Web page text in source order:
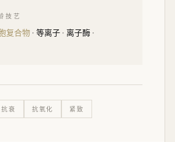
技艺
复合物· 等离子 · 离子酶 ·
抗衰 抗氧化 紧致